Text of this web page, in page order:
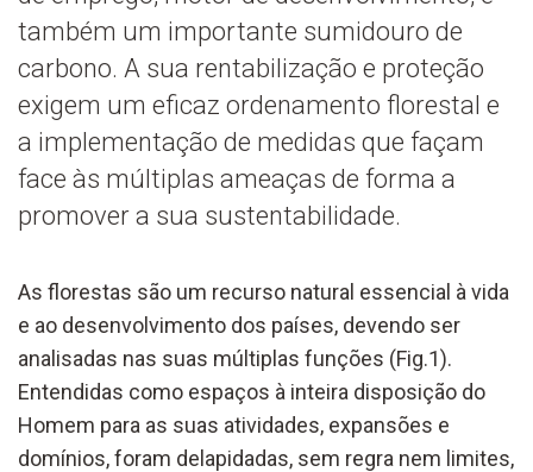
também um importante sumidouro de
carbono. A sua rentabilização e proteção
exigem um eficaz ordenamento florestal e
a implementação de medidas que façam
face às múltiplas ameaças de forma a
promover a sua sustentabilidade.
As florestas são um recurso natural essencial à vida
e ao desenvolvimento dos países, devendo ser
analisadas nas suas múltiplas funções (Fig.1).
Entendidas como espaços à inteira disposição do
Homem para as suas atividades, expansões e
domínios, foram delapidadas, sem regra nem limites,